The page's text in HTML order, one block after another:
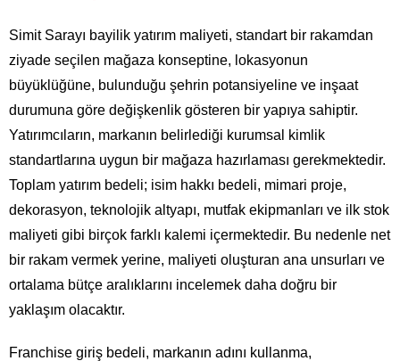
Simit Sarayı bayilik yatırım maliyeti, standart bir rakamdan
ziyade seçilen mağaza konseptine, lokasyonun
büyüklüğüne, bulunduğu şehrin potansiyeline ve inşaat
durumuna göre değişkenlik gösteren bir yapıya sahiptir.
Yatırımcıların, markanın belirlediği kurumsal kimlik
standartlarına uygun bir mağaza hazırlaması gerekmektedir.
Toplam yatırım bedeli; isim hakkı bedeli, mimari proje,
dekorasyon, teknolojik altyapı, mutfak ekipmanları ve ilk stok
maliyeti gibi birçok farklı kalemi içermektedir. Bu nedenle net
bir rakam vermek yerine, maliyeti oluşturan ana unsurları ve
ortalama bütçe aralıklarını incelemek daha doğru bir
yaklaşım olacaktır.
Franchise giriş bedeli, markanın adını kullanma,